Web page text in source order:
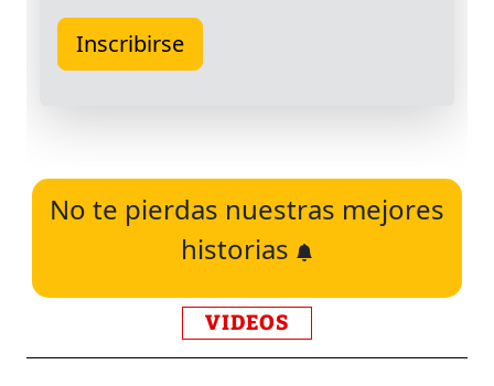
No te pierdas nuestras mejores
historias
VIDEOS